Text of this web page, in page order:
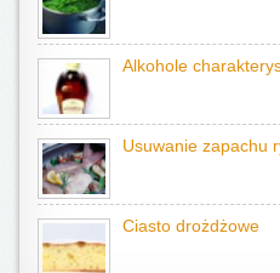
Alkohole
Usuwanie zapachu
Ciasto drożdżowe